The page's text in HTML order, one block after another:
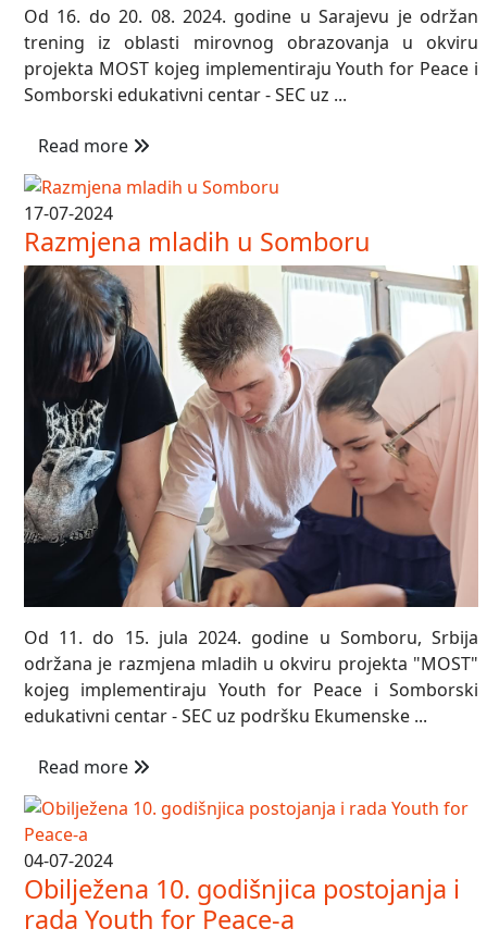
Od 16. do 20. 08. 2024. godine u Sarajevu je održan
trening iz oblasti mirovnog obrazovanja u okviru
projekta MOST kojeg implementiraju Youth for Peace i
Somborski edukativni centar - SEC uz ...
Read more
17-07-2024
Razmjena mladih u Somboru
Od 11. do 15. jula 2024. godine u Somboru, Srbija
održana je razmjena mladih u okviru projekta "MOST"
kojeg implementiraju Youth for Peace i Somborski
edukativni centar - SEC uz podršku Ekumenske ...
Read more
04-07-2024
Obilježena 10. godišnjica postojanja i
rada Youth for Peace-a